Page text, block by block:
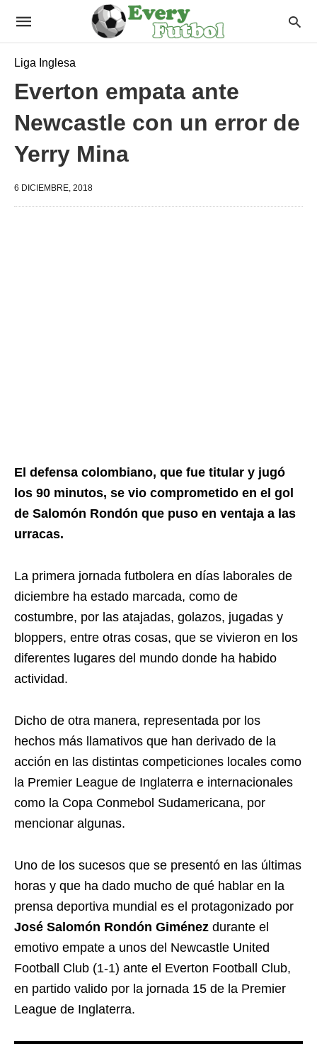
Liga Inglesa
Everton empata ante
Newcastle con un error de
Yerry Mina
6 DICIEMBRE, 2018
El defensa colombiano, que fue titular y jugó
los 90 minutos, se vio comprometido en el gol
de Salomón Rondón que puso en ventaja a las
urracas.
La primera jornada futbolera en días laborales de
diciembre ha estado marcada, como de
costumbre, por las atajadas, golazos, jugadas y
bloppers, entre otras cosas, que se vivieron en los
diferentes lugares del mundo donde ha habido
actividad.
Dicho de otra manera, representada por los
hechos más llamativos que han derivado de la
acción en las distintas competiciones locales como
la Premier League de Inglaterra e internacionales
como la Copa Conmebol Sudamericana, por
mencionar algunas.
Uno de los sucesos que se presentó en las últimas
horas y que ha dado mucho de qué hablar en la
prensa deportiva mundial es el protagonizado por
José Salomón Rondón Giménez durante el
emotivo empate a unos del Newcastle United
Football Club (1-1) ante el Everton Football Club,
en partido valido por la jornada 15 de la Premier
League de Inglaterra.